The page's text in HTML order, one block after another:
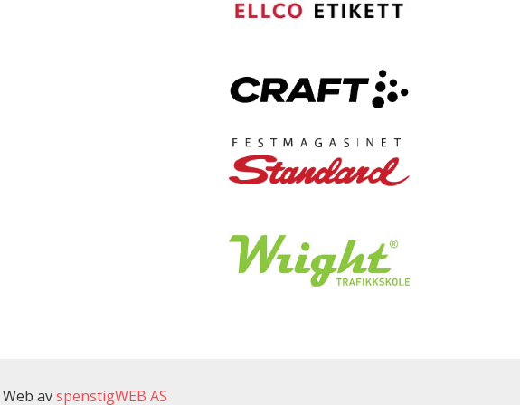
Web avspenstigWEB AS